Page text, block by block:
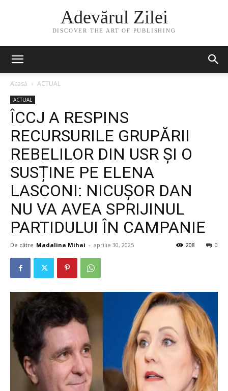
Adevărul Zilei
DISCOVER THE ART OF PUBLISHING
Acasă ACTUAL
ACTUAL
ÎCCJ A RESPINS
RECURSURILE GRUPĂRII
REBELILOR DIN USR ȘI O
SUSȚINE PE ELENA
LASCONI: NICUȘOR DAN
NU VA AVEA SPRIJINUL
PARTIDULUI ÎN CAMPANIE
De către Madalina Mihai - aprilie 30, 2025 0
208